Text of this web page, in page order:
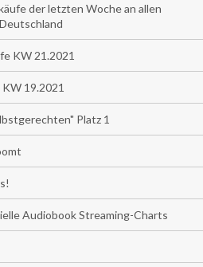
der letzten Woche an allen
KW 21.2021
19.2021
Platz 1
Audiobook Streaming-Charts